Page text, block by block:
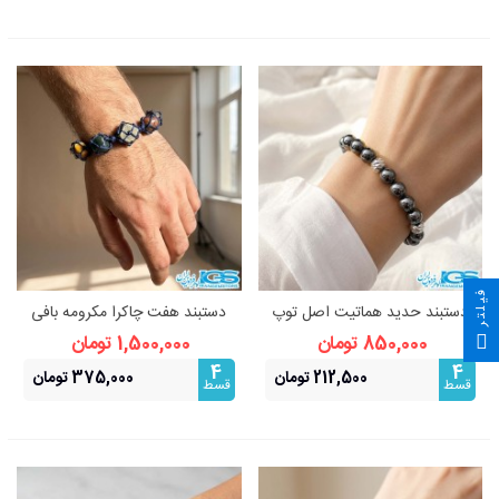
دستبند حدید هماتیت اصل توپ
استیل | دستبند محافظ
850,000 تومان
4
قسط 212,500 تومان
دستبند هفت چاکرا مکرومه بافی
1,500,000 تومان
4
قسط 375,000 تومان
فیلتر